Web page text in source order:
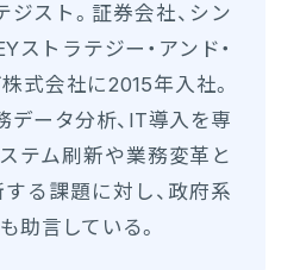
スト。証券会社、シン
ストラテジー・アンド・
式会社に2015年入社。
データ分析、IT導入を専
テム刷新や業務変革と
る課題に対し、政府系
助言している。